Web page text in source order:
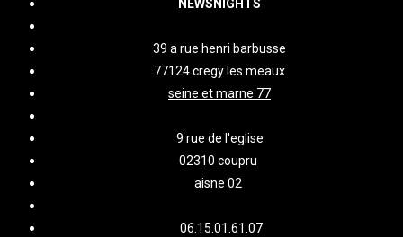
NEWSNIGHTS
39 a rue henri barbusse
77124 cregy les meaux
seine et marne 77
9 rue de l'eglise
02310 coupru
aisne 02
06.15.01.61.07